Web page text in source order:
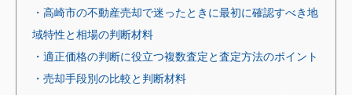
・高崎市の不動産売却で迷ったときに最初に確認すべき地
域特性と相場の判断材料
・適正価格の判断に役立つ複数査定と査定方法のポイント
・売却手段別の比較と判断材料